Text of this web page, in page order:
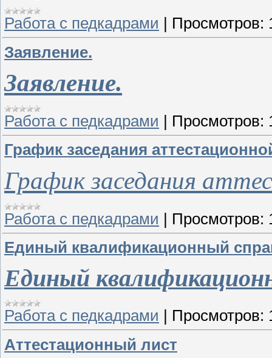
Работа с педкадрами Просмотров:
Заявление.
Заявление.
Работа с педкадрами Просмотров:
График заседания
График заседания
Работа с педкадрами | Просмотров:
Единый квалификационный
Единый
Работа с педкадрами Просмотров:
Аттестационный лист